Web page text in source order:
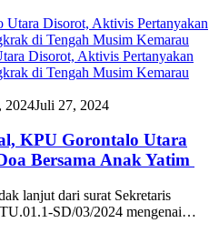
Disorot, Aktivis Pertanyakan
di Tengah Musim Kemarau
2024Juli 27, 2024
KPU Gorontalo Utara
Bersama Anak Yatim
lanjut dari surat Sekretaris
SD/03/2024 mengenai…